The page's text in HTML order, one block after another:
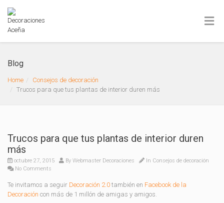
Blog
Home
Consejos de decoración
Trucos para que tus plantas de interior duren más
Trucos para que tus plantas de interior duren
más
octubre 27, 2015 By Webmaster Decoraciones In Consejos de decoración
No Comments
Te invitamos a seguir Decoración 2.0 también en Facebook de la
Decoración con más de 1 millón de amigas y amigos.